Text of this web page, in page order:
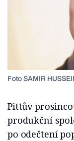
Foto SAMIR
Pittův
produkční
po odečtení